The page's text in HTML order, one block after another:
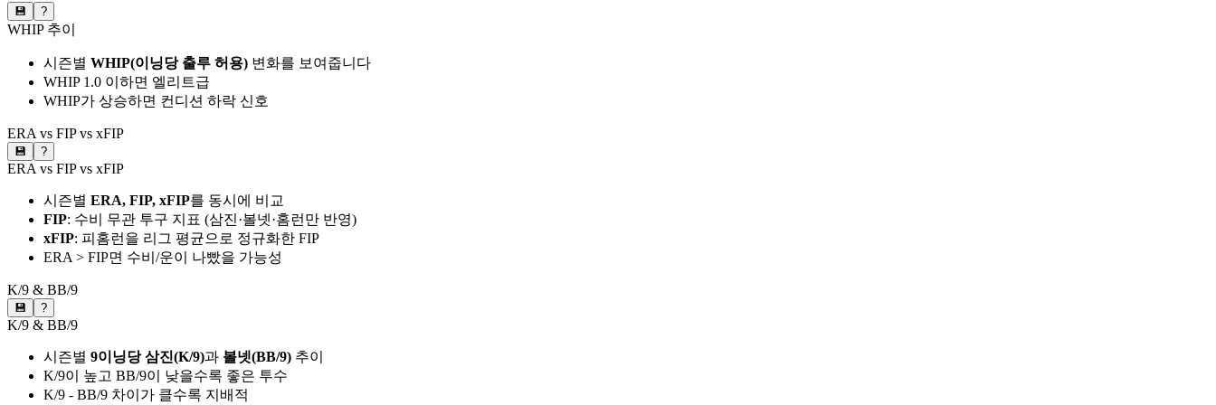
💾 ?
WHIP 추이
시즌별 WHIP(이닝당 출루 허용) 변화를 보여줍니다
WHIP 1.0 이하면 엘리트급
WHIP가 상승하면 컨디션 하락 신호
ERA vs FIP vs xFIP
💾 ?
ERA vs FIP vs xFIP
시즌별 ERA, FIP, xFIP를 동시에 비교
FIP: 수비 무관 투구 지표 (삼진·볼넷·홈런만 반영)
xFIP: 피홈런을 리그 평균으로 정규화한 FIP
ERA > FIP면 수비/운이 나빴을 가능성
K/9 & BB/9
💾 ?
K/9 & BB/9
시즌별 9이닝당 삼진(K/9)과 볼넷(BB/9) 추이
K/9이 높고 BB/9이 낮을수록 좋은 투수
K/9 - BB/9 차이가 클수록 지배적